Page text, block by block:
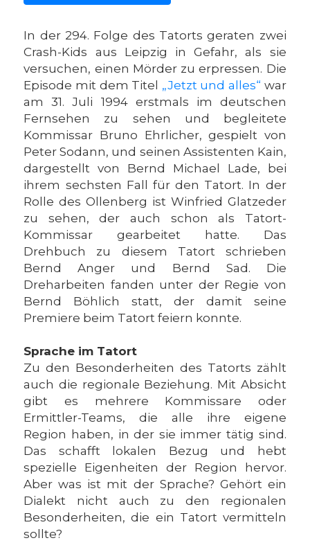
In der 294. Folge des Tatorts geraten zwei
Crash-Kids aus Leipzig in Gefahr, als sie
versuchen, einen Mörder zu erpressen. Die
Episode mit dem Titel „Jetzt und alles“ war
am 31. Juli 1994 erstmals im deutschen
Fernsehen zu sehen und begleitete
Kommissar Bruno Ehrlicher, gespielt von
Peter Sodann, und seinen Assistenten Kain,
dargestellt von Bernd Michael Lade, bei
ihrem sechsten Fall für den Tatort. In der
Rolle des Ollenberg ist Winfried Glatzeder
zu sehen, der auch schon als Tatort-
Kommissar gearbeitet hatte. Das
Drehbuch zu diesem Tatort schrieben
Bernd Anger und Bernd Sad. Die
Dreharbeiten fanden unter der Regie von
Bernd Böhlich statt, der damit seine
Premiere beim Tatort feiern konnte.
Sprache im Tatort
Zu den Besonderheiten des Tatorts zählt
auch die regionale Beziehung. Mit Absicht
gibt es mehrere Kommissare oder
Ermittler-Teams, die alle ihre eigene
Region haben, in der sie immer tätig sind.
Das schafft lokalen Bezug und hebt
spezielle Eigenheiten der Region hervor.
Aber was ist mit der Sprache? Gehört ein
Dialekt nicht auch zu den regionalen
Besonderheiten, die ein Tatort vermitteln
sollte?